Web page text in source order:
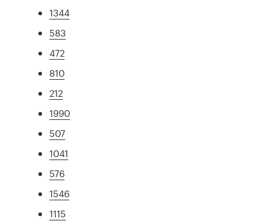
1344
583
472
810
212
1990
507
1041
576
1546
1115